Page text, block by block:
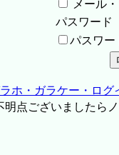
メール
パスワード
パスワー
ホ・ガラケー・ログ
点ございましたら